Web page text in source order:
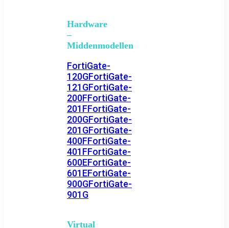
Hardware
–
Middenmodellen
FortiGate-
120GFortiGate-
121GFortiGate-
200FFortiGate-
201FFortiGate-
200GFortiGate-
201GFortiGate-
400FFortiGate-
401FFortiGate-
600EFortiGate-
601EFortiGate-
900GFortiGate-
901G
Virtual